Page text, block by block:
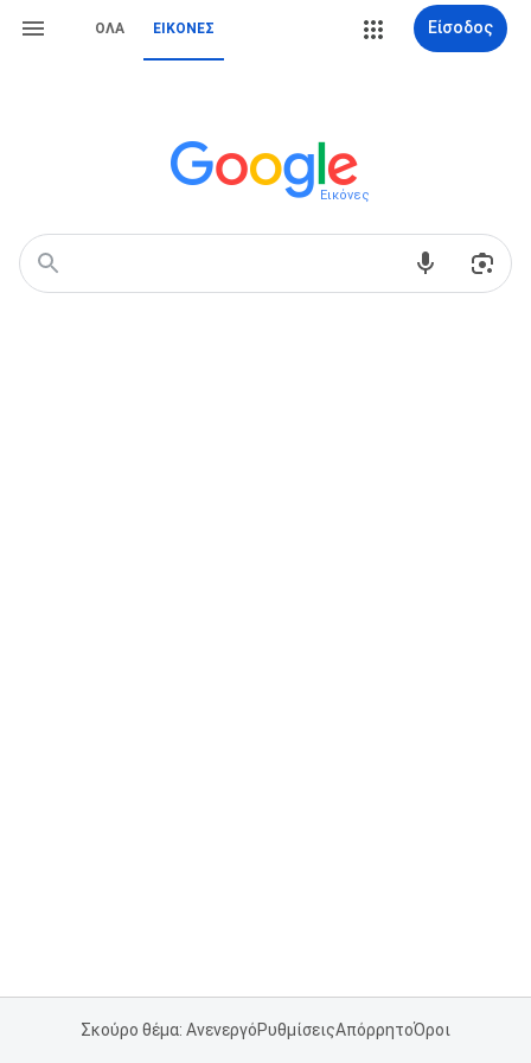
ΌΛΑ ΕΙΚΌΝΕΣ Είσοδος
Εικόνες
Σκούρο θέμα: ΑνενεργόΡυθμίσειςΑπόρρητοΌροι